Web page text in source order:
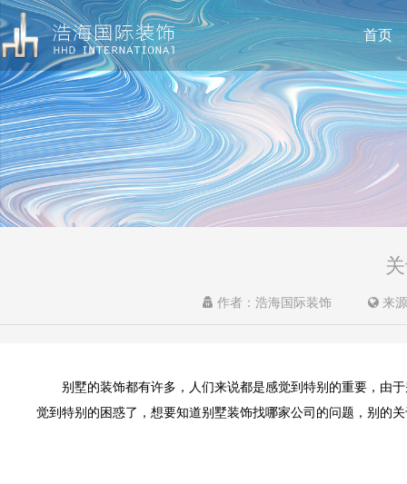
首页
作者：浩海国际装饰 来
别墅的装饰都有许多，人们来说都是感觉到特别的重要，由于
觉到特别的困惑了，想要知道别墅装饰找哪家公司的问题，别的